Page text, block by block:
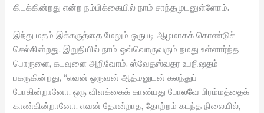
கிடக்கின்றது என்ற நம்பிக்கையில் நாம் சாந்தமுடனுள்ளோம்.
இந்து மதம் இக்கருத்தை மேலும் ஒருபடி ஆழமாகக் கொண்டுச்
செல்கின்றது. இறுதியில் நாம் ஒவ்வொருவரும் நமது உள்ளார்ந்த
பொருளை, கடவுளை அறிவோம். ஸ்வேதஸ்வதர உபநிஷதம்
பகருகின்றது, “எவன் ஒருவன் ஆத்மனுடன் கலந்துப்
போகின்றானோ, ஒரு விளக்கைக் காண்பது போலவே பிரம்மத்தைக்
காண்கின்றானோ, எவன் தோன்றாத, தோற்றம் கடந்த நிலையில்,